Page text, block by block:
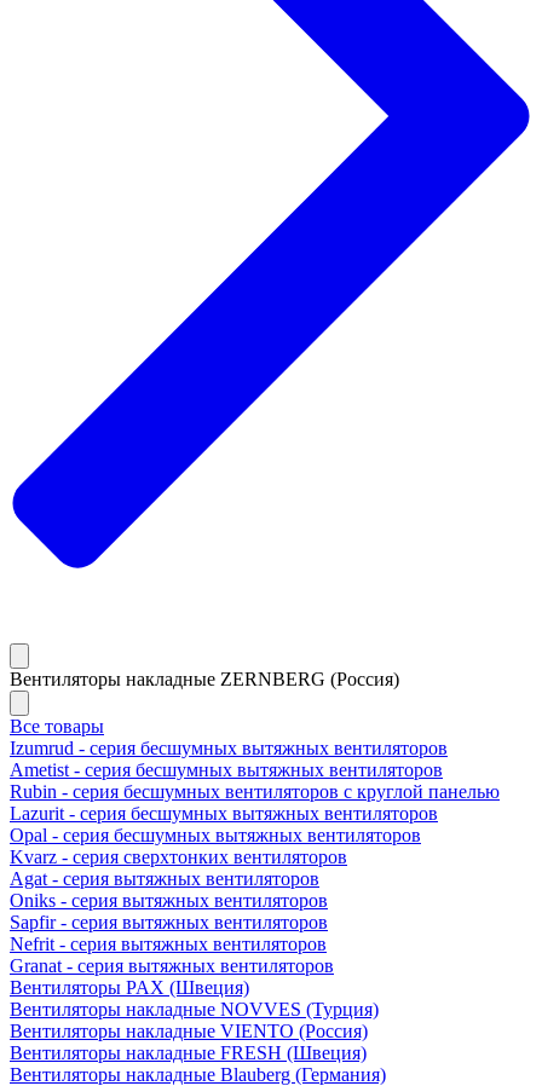
Вентиляторы накладные ZERNBERG (Россия)
Все товары
Izumrud - серия бесшумных вытяжных вентиляторов
Ametist - серия бесшумных вытяжных вентиляторов
Rubin - серия бесшумных вентиляторов с круглой панелью
Lazurit - серия бесшумных вытяжных вентиляторов
Opal - серия бесшумных вытяжных вентиляторов
Kvarz - серия сверхтонких вентиляторов
Agat - серия вытяжных вентиляторов
Oniks - серия вытяжных вентиляторов
Sapfir - серия вытяжных вентиляторов
Nefrit - серия вытяжных вентиляторов
Granat - серия вытяжных вентиляторов
Вентиляторы PAX (Швеция)
Вентиляторы накладные NOVVES (Турция)
Вентиляторы накладные VIENTO (Россия)
Вентиляторы накладные FRESH (Швеция)
Вентиляторы накладные Blauberg (Германия)